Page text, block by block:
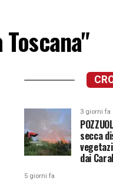
3 giorni fa
secca
dai
5 giorni fa